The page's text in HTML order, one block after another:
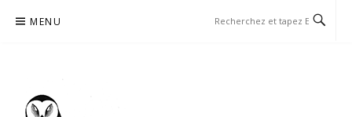
MENU